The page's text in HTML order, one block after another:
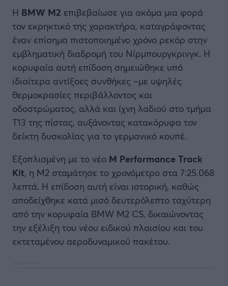
Η BMW M2 επιβεβαίωσε για ακόμα μια φορά
τον εκρηκτικό της χαρακτήρα, καταγράφοντας
έναν επίσημα πιστοποιημένο χρόνο ρεκόρ στην
εμβληματική διαδρομή του Νίρμπουργκρινγκ. Η
κορυφαία αυτή επίδοση σημειώθηκε υπό
ιδιαίτερα αντίξοες συνθήκες –με υψηλές
θερμοκρασίες περιβάλλοντος και
οδοστρώματος, αλλά και ίχνη λαδιού στο τμήμα
T13 της πίστας, αυξάνοντας κατακόρυφα τον
δείκτη δυσκολίας για το γερμανικό κουπέ.
Εξοπλισμένη με το νέο M Performance Track
Kit, η M2 σταμάτησε το χρονόμετρο στα 7:25.068
λεπτά. Η επίδοση αυτή είναι ιστορική, καθώς
αποδείχθηκε κατά μισό δευτερόλεπτο ταχύτερη
από την κορυφαία BMW M2 CS, δικαιώνοντας
την εξέλιξη του νέου ειδικού πλαισίου και του
εκτεταμένου αεροδυναμικού πακέτου.